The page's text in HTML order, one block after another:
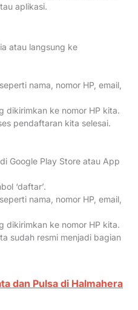
aplikasi.
atau langsung ke
nama, nomor HP, email,
dikirimkan ke nomor HP kita.
pendaftaran kita selesai.
Google Play Store atau App
‘daftar’.
nama, nomor HP, email,
dikirimkan ke nomor HP kita.
sudah resmi menjadi bagian
dan Pulsa di Halmahera